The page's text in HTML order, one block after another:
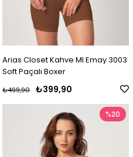
Arias Closet Kahve MI Emay 3003
Soft Paçalı Boxer
₺399,90
₺499,90
%20